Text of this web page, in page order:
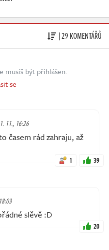
| 29 KOMENTÁŘŮ
musíš být přihlášen.
se
11., 16:26
časem rád zahraju, až
1 39
slěvě :D
20